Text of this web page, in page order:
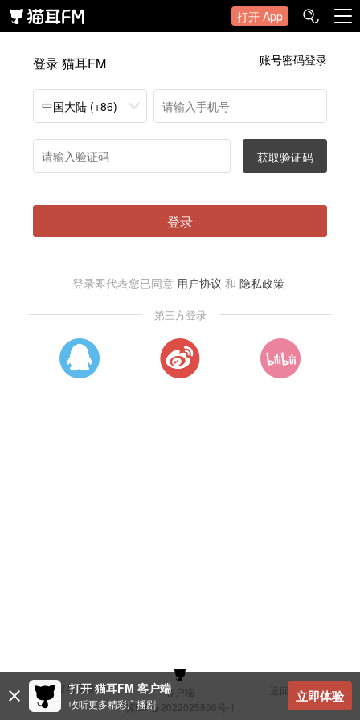
打开 App
登录 猫耳FM 账号密码登录
中国大陆 (+86)
获取验证码
登录
登录即代表您已同意 用户协议 和 隐私政策
第三方登录
建议与反馈 客户端
返回顶部
冀ICP备2022025898号-1
打开 猫耳FM 客户端
收听更多精彩广播剧 立即体验